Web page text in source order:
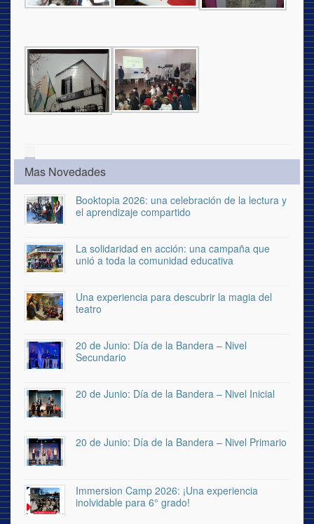
Mas Novedades
Booktopia 2026: una celebración de la lectura y
el aprendizaje compartido
La solidaridad en acción: una campaña que
unió a toda la comunidad educativa
Una experiencia para descubrir la magia del
teatro
20 de Junio: Día de la Bandera – Nivel
Secundario
20 de Junio: Día de la Bandera – Nivel Inicial
20 de Junio: Día de la Bandera – Nivel Primario
Immersion Camp 2026: ¡Una experiencia
inolvidable para 6° grado!